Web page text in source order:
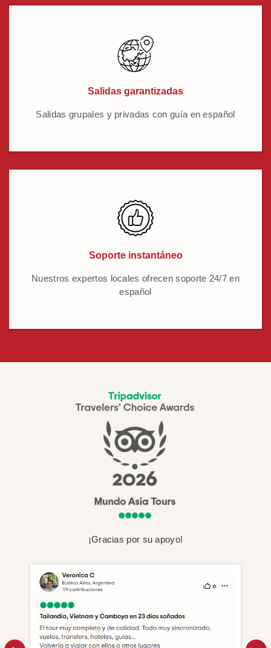
Salidas garantizadas
Salidas grupales y privadas con guía en español
Soporte instantáneo
Nuestros expertos locales ofrecen soporte 24/7 en
español
¡Gracias por su apoyo!